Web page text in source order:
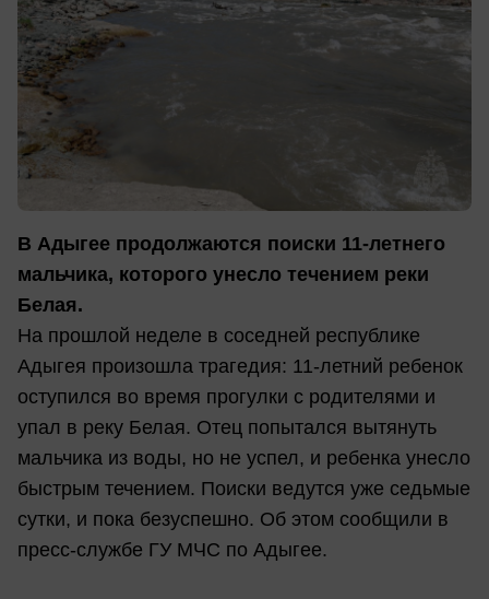
В Адыгее продолжаются поиски 11-летнего
мальчика, которого унесло течением реки
Белая.
На прошлой неделе в соседней республике
Адыгея произошла трагедия: 11-летний ребенок
оступился во время прогулки с родителями и
упал в реку Белая. Отец попытался вытянуть
мальчика из воды, но не успел, и ребенка унесло
быстрым течением. Поиски ведутся уже седьмые
сутки, и пока безуспешно. Об этом сообщили в
пресс-службе ГУ МЧС по Адыгее.